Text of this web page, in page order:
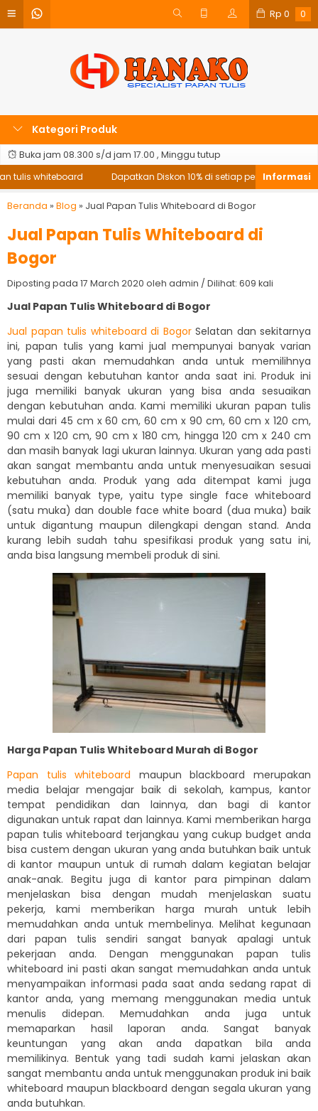
Rp 0 0
Kategori Produk
Buka jam 08.300 s/d jam 17.00 , Minggu tutup
tulis whiteboard
Dapatkan Diskon 10% di setiap pembelian
Beranda » Blog » Jual Papan Tulis Whiteboard di Bogor
Jual Papan Tulis Whiteboard di
Bogor
Diposting pada 17 March 2020 oleh admin / Dilihat: 609 kali
Jual Papan Tulis Whiteboard di Bogor
Jual papan tulis whiteboard di BogorSelatan dan sekitarnya
ini, papan tulis yang kami jual mempunyai banyak varian
yang pasti akan memudahkan anda untuk memilihnya
sesuai dengan kebutuhan kantor anda saat ini. Produk ini
juga memiliki banyak ukuran yang bisa anda sesuaikan
dengan kebutuhan anda. Kami memiliki ukuran papan tulis
mulai dari 45 cm x 60 cm, 60 cm x 90 cm, 60 cm x 120 cm,
90 cm x 120 cm, 90 cm x 180 cm, hingga 120 cm x 240 cm
dan masih banyak lagi ukuran lainnya. Ukuran yang ada pasti
akan sangat membantu anda untuk menyesuaikan sesuai
kebutuhan anda. Produk yang ada ditempat kami juga
memiliki banyak type, yaitu type single face whiteboard
(satu muka) dan double face white board (dua muka) baik
untuk digantung maupun dilengkapi dengan stand. Anda
kurang lebih sudah tahu spesifikasi produk yang satu ini,
anda bisa langsung membeli produk di sini.
Harga Papan Tulis Whiteboard Murah di Bogor
Papan tulis whiteboard maupun blackboard merupakan
media belajar mengajar baik di sekolah, kampus, kantor
tempat pendidikan dan lainnya, dan bagi di kantor
digunakan untuk rapat dan lainnya. Kami memberikan harga
papan tulis whiteboard terjangkau yang cukup budget anda
bisa custem dengan ukuran yang anda butuhkan baik untuk
di kantor maupun untuk di rumah dalam kegiatan belajar
anak-anak. Begitu juga di kantor para pimpinan dalam
menjelaskan bisa dengan mudah menjelaskan suatu
pekerja, kami memberikan harga murah untuk lebih
memudahkan anda untuk membelinya. Melihat kegunaan
dari papan tulis sendiri sangat banyak apalagi untuk
pekerjaan anda. Dengan menggunakan papan tulis
whiteboard ini pasti akan sangat memudahkan anda untuk
menyampaikan informasi pada saat anda sedang rapat di
kantor anda, yang memang menggunakan media untuk
menulis didepan. Memudahkan anda juga untuk
memaparkan hasil laporan anda. Sangat banyak
keuntungan yang akan anda dapatkan bila anda
memilikinya. Bentuk yang tadi sudah kami jelaskan akan
sangat membantu anda untuk menggunakan produk ini baik
whiteboard maupun blackboard dengan segala ukuran yang
anda butuhkan.